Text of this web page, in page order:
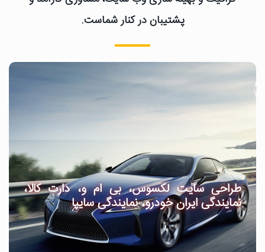
پشتیبان در کنار شماست.
طراحی سایت لکسوس، بی ام و، دارت کالا،
نمایندگی ایران خودرو، نمایندگی سایپا